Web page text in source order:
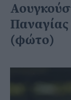
(φώτο)